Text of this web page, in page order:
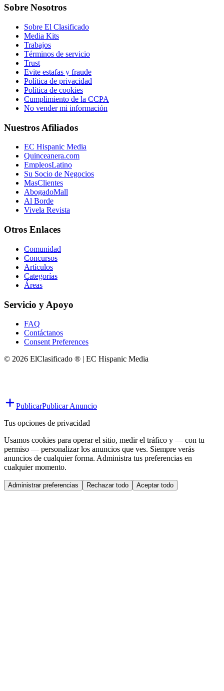
Sobre Nosotros
Sobre El Clasificado
Media Kits
Trabajos
Términos de servicio
Trust
Evite estafas y fraude
Política de privacidad
Política de cookies
Cumplimiento de la CCPA
No vender mi información
Nuestros Afiliados
EC Hispanic Media
Quinceanera.com
EmpleosLatino
Su Socio de Negocios
MasClientes
AbogadoMall
Al Borde
Vivela Revista
Otros Enlaces
Comunidad
Concursos
Artículos
Categorías
Áreas
Servicio y Apoyo
FAQ
Contáctanos
Consent Preferences
© 2026 ElClasificado ® | EC Hispanic Media
PublicarPublicar Anuncio
Tus opciones de privacidad
Usamos cookies para operar el sitio, medir el tráfico y — con tu
permiso — personalizar los anuncios que ves. Siempre verás
anuncios de cualquier forma. Administra tus preferencias en
cualquier momento.
Administrar preferencias Rechazar todo Aceptar todo